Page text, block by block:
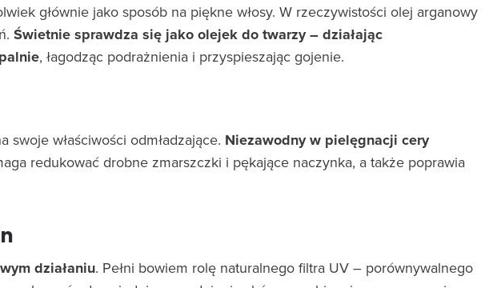
głównie jako sposób na piękne włosy. W rzeczywistości olej arganowy
Świetnie sprawdza się jako olejek do twarzy – działając
, łagodząc podrażnienia i przyspieszając gojenie.
swoje właściwości odmładzające. Niezawodny w pielęgnacji cery
redukować drobne zmarszczki i pękające naczynka, a także poprawia
działaniu. Pełni bowiem rolę naturalnego filtra UV – porównywalnego